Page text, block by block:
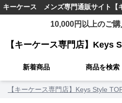
キーケース メンズ専門通販サイト
10,000円以上のご
【キーケース専門店】Keys
新着商品 商品を検索
【キーケース専門店】Keys Style